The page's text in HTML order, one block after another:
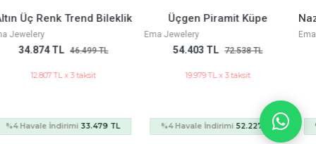
Üçgen Piramit Küpe
Ema Jewelery
54.403 TL 72.538 TL
19.979 TL x 3 taksit
%4 Havale İndirimi52.227 TL
Nazar Boncuklu Güneş Charm
Ema Jewelery
34.874 TL 46.499 TL
12.807 TL x 3 taksit
%4 Havale İndirimi33.479 TL